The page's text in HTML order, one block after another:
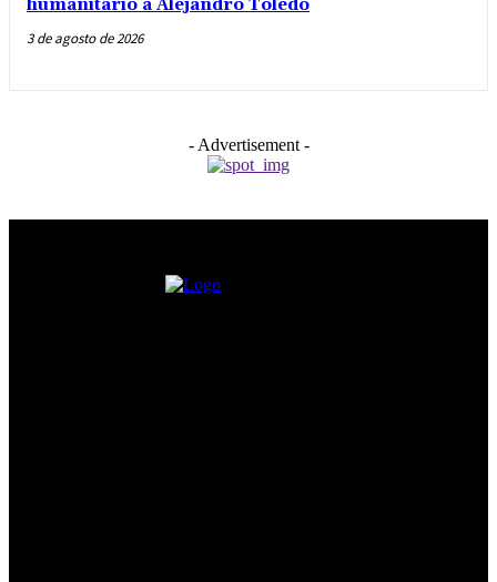
humanitario a Alejandro Toledo
3 de agosto de 2026
- Advertisement -